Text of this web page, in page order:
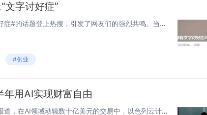
文字讨好症”
近日，#原来大家都有文字讨好症#的话题登上热搜，引发了网友们的强烈共鸣。当代打工人 正在患上“文字讨好症”微博截图根据网友的分享，文字讨好症的表现包括但不仅限于以下几种：· 喜欢用叠词和装可爱的表情，比如嗯嗯、okk、来啦来啦。· 句末一定...
#创业
用AI实现财富自由
快科技7月17日消息，据媒体报道，在AI领域动辄数十亿美元的交易中，以色列云计算巨头Wix以8000万美元现金收购单人初创公司Base44的故事，堪称一则快速致富的时代寓言。这家由31岁创始人Maor Shlomo于去年底创立、今年3月才正...